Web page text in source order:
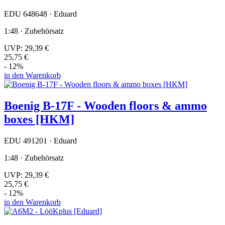
EDU 648648 · Eduard
1:48 · Zubehörsatz
UVP: 29,39 €
25,75 €
- 12%
in den Warenkorb
Boenig B-17F - Wooden floors & ammo
boxes [HKM]
EDU 491201 · Eduard
1:48 · Zubehörsatz
UVP: 29,39 €
25,75 €
- 12%
in den Warenkorb